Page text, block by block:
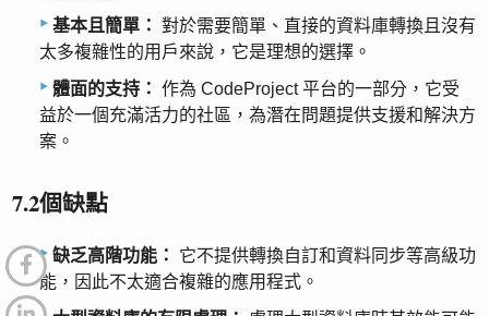
基本且簡單： 對於需要簡單、直接的資料庫轉換且沒有
太多複雜性的用戶來說，它是理想的選擇。
體面的支持： 作為 CodeProject 平台的一部分，它受
益於一個充滿活力的社區，為潛在問題提供支援和解決方
案。
7.2個缺點
缺乏高階功能：
它不提供轉換自訂和資料同步等高級功
能，因此不太適合複雜的應用程式。